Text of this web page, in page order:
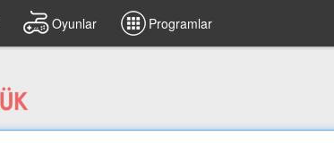
Oyunlar Programlar